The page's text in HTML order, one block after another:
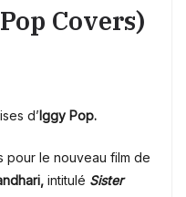
Covers)
d’Iggy Pop.
pour le nouveau film de
intitulé Sister